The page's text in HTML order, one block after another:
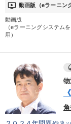
通信販売 早
資産保全 コ
local_offer タグから探す
すべての音声・動画
ondemand_video 動画版（eラーニン
動画版
（eラーニングシステム
用）